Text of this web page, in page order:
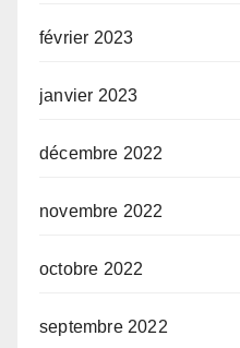
février 2023
janvier 2023
décembre 2022
novembre 2022
octobre 2022
septembre 2022